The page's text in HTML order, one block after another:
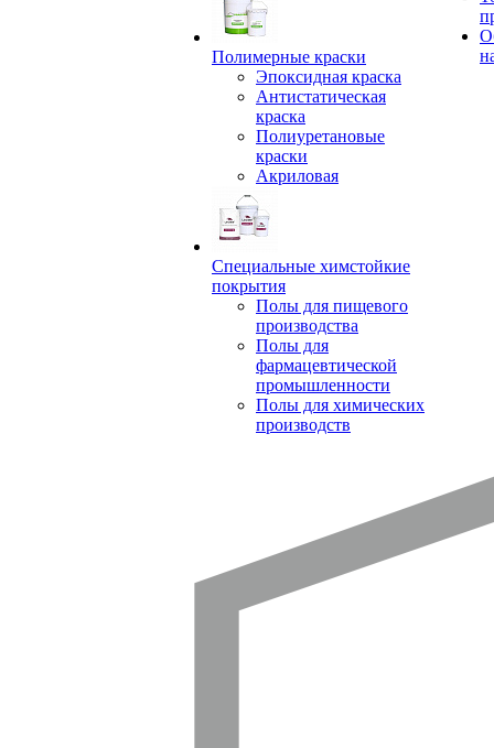
Полимерные краски
Эпоксидная краска
Антистатическая
краска
Полиуретановые
краски
Акриловая
Специальные химстойкие
покрытия
Полы для пищевого
производства
Полы для
фармацевтической
промышленности
Полы для химических
производств